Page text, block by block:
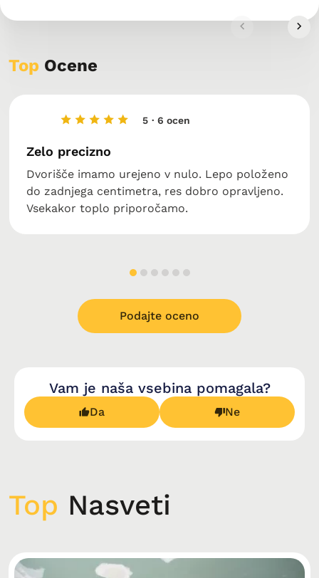
Top Ocene
5 · 6 ocen
Zelo precizno
Dvorišče imamo urejeno v nulo. Lepo položeno
do zadnjega centimetra, res dobro opravljeno.
Vsekakor toplo priporočamo.
Podajte oceno
Vam je naša vsebina pomagala?
Da Ne
Top Nasveti